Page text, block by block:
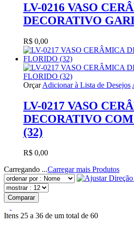
LV-0216 VASO
DECORATIVO
R$ 0,00
Orçar Adicionar à Lista de Desejos
LV-0217 VASO
DECORATIVO
(32)
R$ 0,00
Carregando ...Carregar mais Produtos
Comparar
Itens 25 a 36 de um total de 60